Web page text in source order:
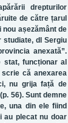
drepturilor
de către țarul
așezământ de
studiate, dl Sergiu
anexată”.
stat, funcționar al
că anexarea
nu grija față de
56). Sunt demne
una din ele fiind
au plecat nu doar